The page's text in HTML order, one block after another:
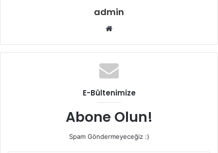
admin
Web
E-Bültenimize
Abone Olun!
Spam Göndermeyeceğiz :)